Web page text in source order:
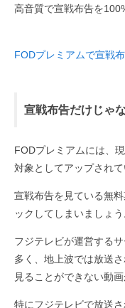
高音質で宣戦布告を
FODプレミアムで宣戦
宣戦布告だけじゃ
FODプレミアムには、
対象としてアップされて
宣戦布告を見ている無
ックしてしまいましょう
フジテレビが運営する
多く、地上波では放送
見ることができない動画
特にフジテレビで放送